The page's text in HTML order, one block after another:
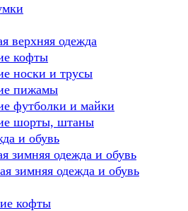
верхняя одежда
кофты
носки и трусы
пижамы
футболки и майки
шорты, штаны
и обувь
зимняя одежда и обувь
зимняя одежда и обувь
кофты